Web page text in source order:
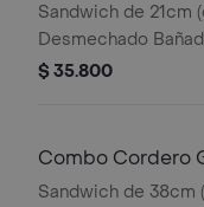
Sandwich de 21cm
Desmechado
Bbq,tocineta,queso
$ 35.800
Combo Cordero
Sandwich de 38cm